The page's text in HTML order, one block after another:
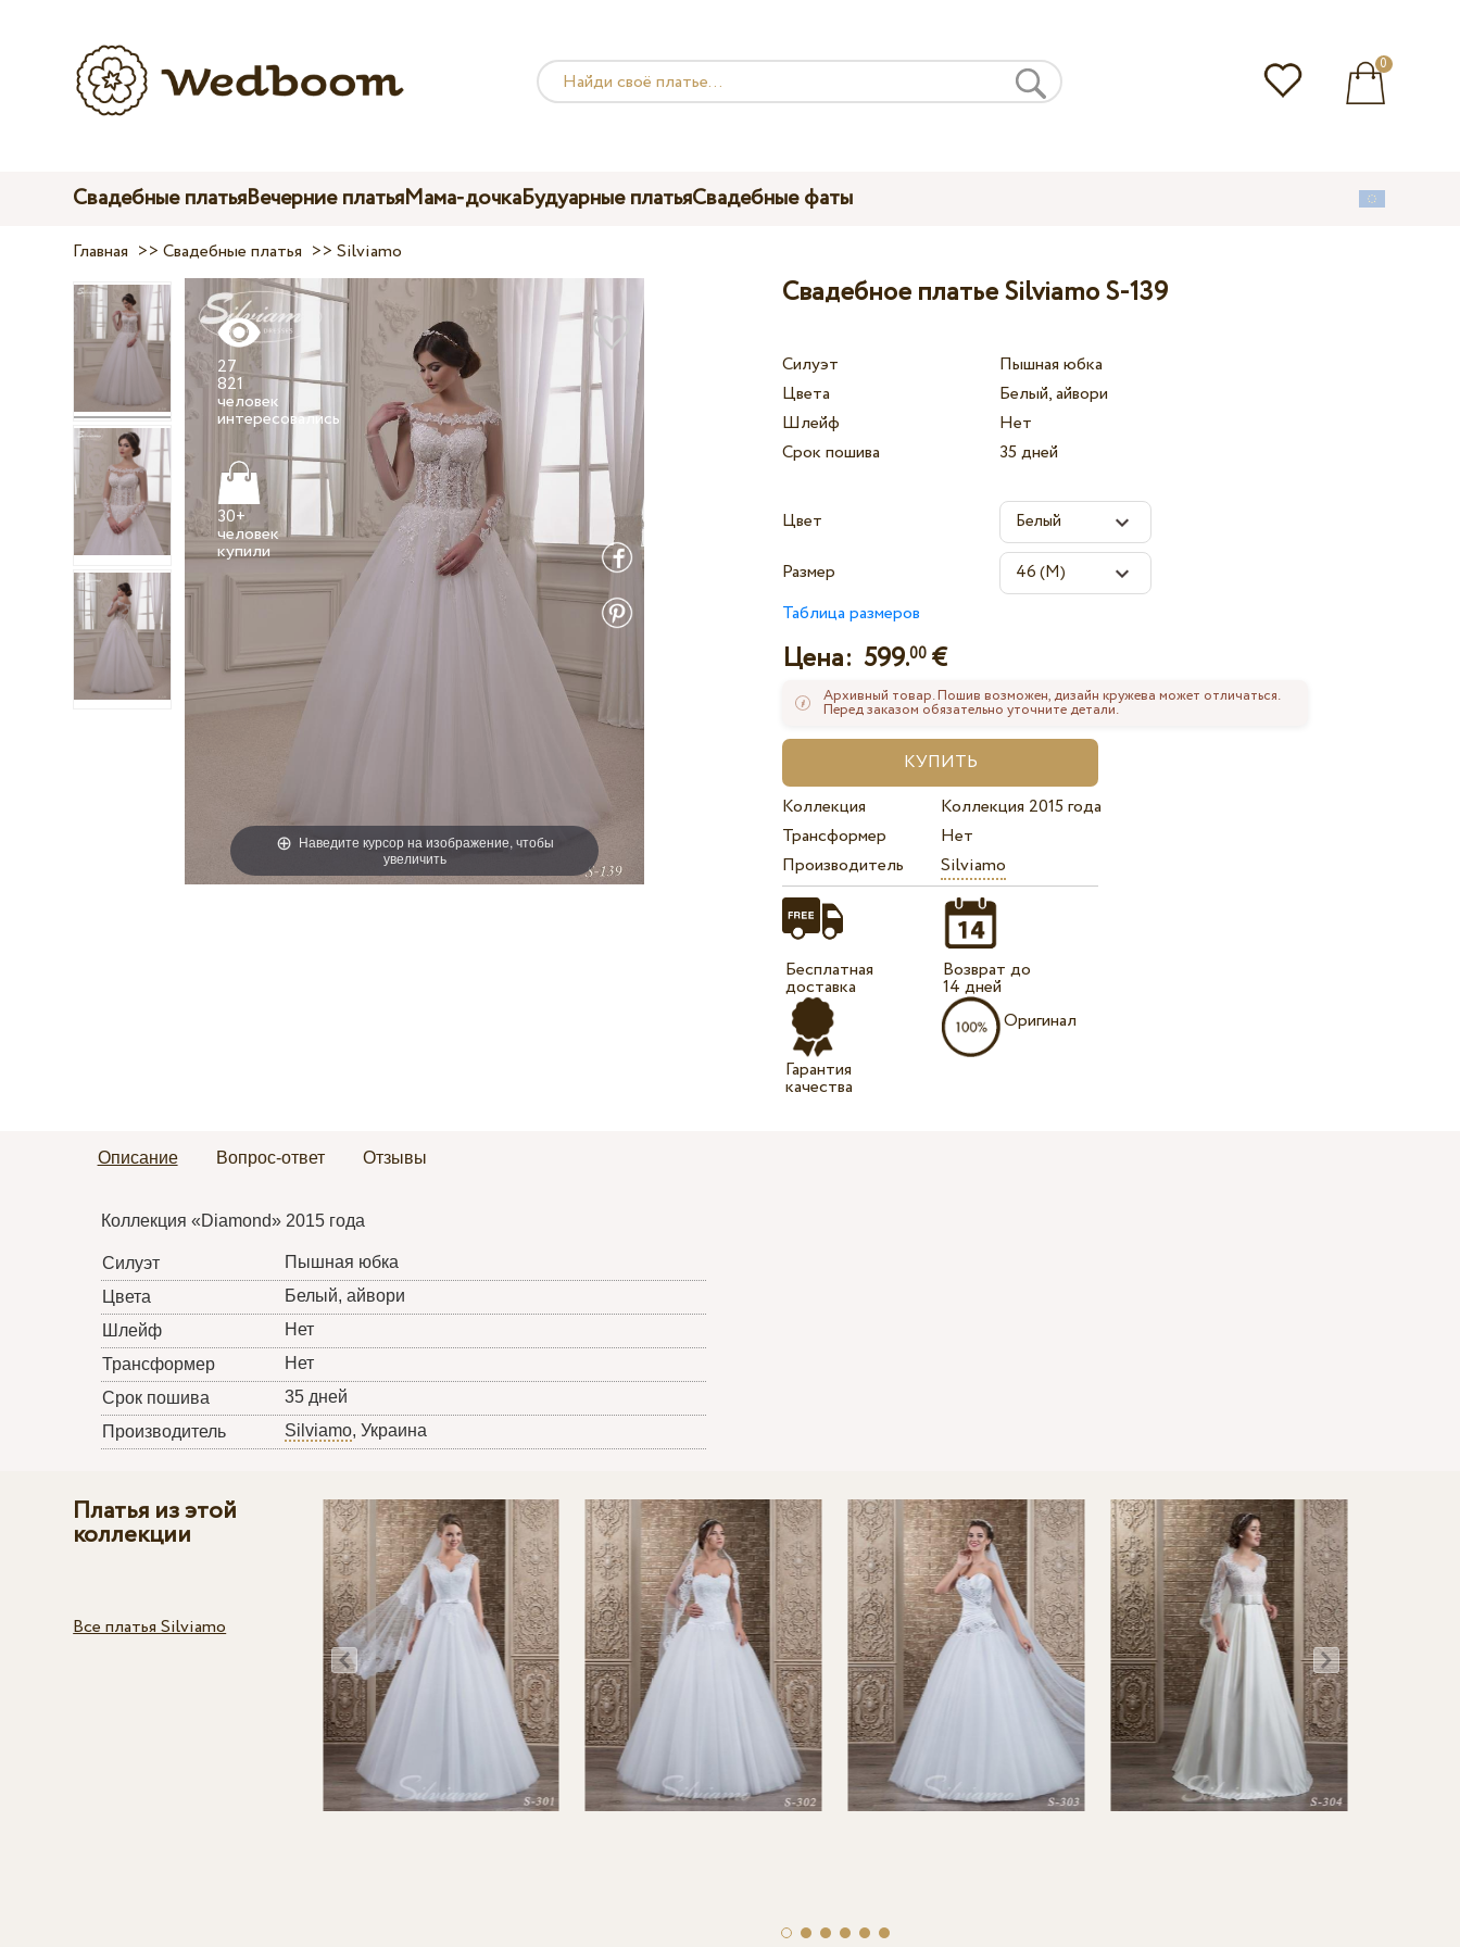
0
Свадебные платьяВечерние платьяМама-дочкаБудуарные платьяСвадебные фаты
Главная >>Свадебные платья >>Silviamo
Наведите курсор на изображение, чтобы
увеличить
27
821
человек
30+
человек
купили
Свадебное платье Silviamo S-139
Силуэт
Пышная юбка
Цвета
Белый, айвори
Шлейф
Нет
Срок пошива
35 дней
Цвет
Размер
Таблица размеров
Цена: 599.00 €
Архивный товар. Пошив возможен, дизайн кружева может отличаться.
Перед заказом обязательно уточните детали.
Коллекция
Коллекция 2015 года
Трансформер
Нет
Производитель
Silviamo
Бесплатная
доставка
Гарантия
качества
Возврат до
14 дней
Оригинал
Описание Вопрос-ответ Отзывы
Коллекция «Diamond» 2015 года
Силуэт
Пышная юбка
Цвета
Белый, айвори
Шлейф
Нет
Трансформер
Нет
Срок пошива
35 дней
Производитель
Silviamo, Украина
Платья из этой
коллекции
Все платья Silviamo